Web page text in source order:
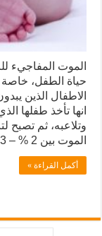
الموت المفاجيء
حياة الطفل، خاصة
الاطفال الذين
انها تأخذ طفلها
وتلاعبه، ثم تصبح
الموت بين 2 % – 3 % من المواليد …
أكمل القراءة »